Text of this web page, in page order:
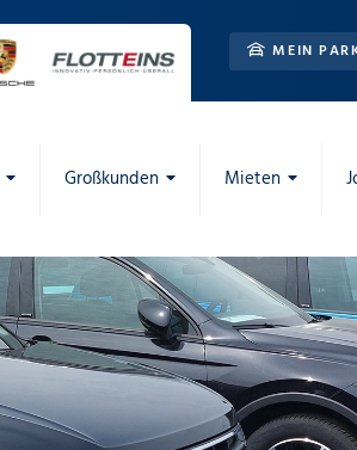
MEIN
Großkunden Mieten